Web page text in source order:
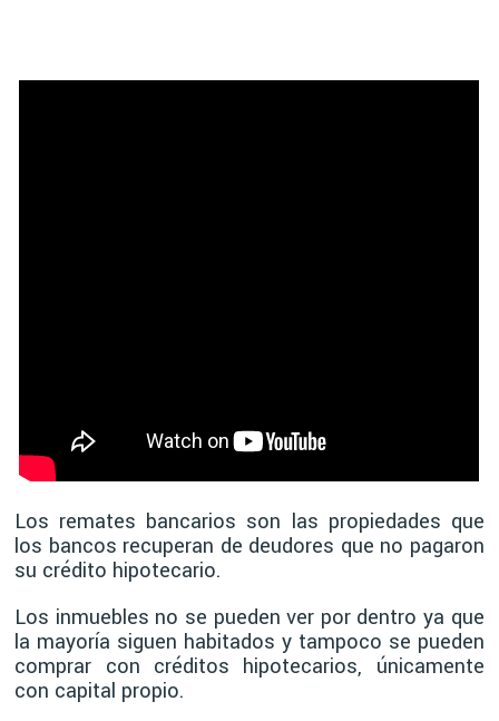
Los remates bancarios son las propiedades que
los bancos recuperan de deudores que no pagaron
su crédito hipotecario.
Los inmuebles no se pueden ver por dentro ya que
la mayoría siguen habitados y tampoco se pueden
comprar con créditos hipotecarios, únicamente
con capital propio.